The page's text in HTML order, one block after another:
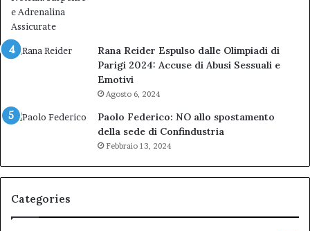
Rana Reider Espulso dalle Olimpiadi di
Parigi 2024: Accuse di Abusi Sessuali e
Emotivi
Agosto 6, 2024
Paolo Federico: NO allo spostamento
della sede di Confindustria
Febbraio 13, 2024
Categories